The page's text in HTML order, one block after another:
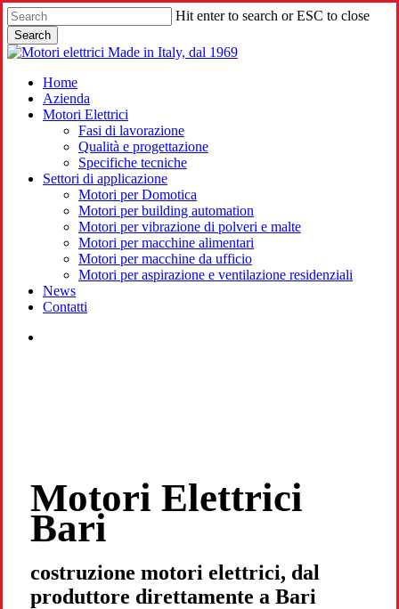
Skip
to
main
content
Hit enter to search or ESC to close
Search
Close
search
Menu
Home
Azienda
Motori Elettrici
Fasi di lavorazione
Qualità e progettazione
Specifiche tecniche
Settori di applicazione
Motori per Domotica
Motori per building automation
Motori per vibrazione di polveri e malte
Motori per macchine alimentari
Motori per macchine da ufficio
Motori per aspirazione e ventilazione residenziali
News
Contatti
Motori Elettrici
Bari
costruzione motori elettrici, dal
produttore direttamente a Bari